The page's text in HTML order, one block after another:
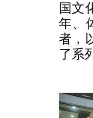
国文
年、
者，
了系